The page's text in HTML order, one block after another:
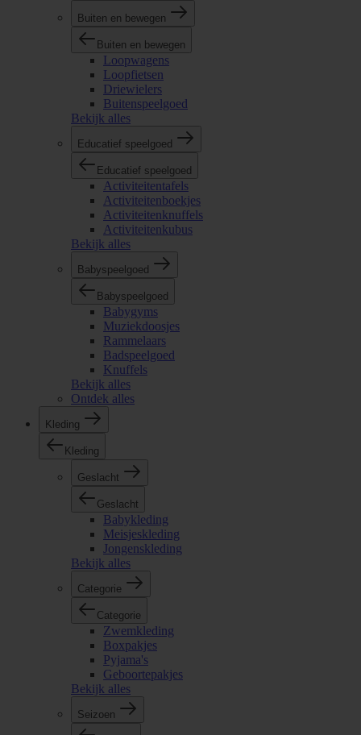
Buiten en bewegen
Buiten en bewegen
Loopwagens
Loopfietsen
Driewielers
Buitenspeelgoed
Bekijk alles
Educatief speelgoed
Educatief speelgoed
Activiteitentafels
Activiteitenboekjes
Activiteitenknuffels
Activiteitenkubus
Bekijk alles
Babyspeelgoed
Babyspeelgoed
Babygyms
Muziekdoosjes
Rammelaars
Badspeelgoed
Knuffels
Bekijk alles
Ontdek alles
Kleding
Kleding
Geslacht
Geslacht
Babykleding
Meisjeskleding
Jongenskleding
Bekijk alles
Categorie
Categorie
Zwemkleding
Boxpakjes
Pyjama's
Geboortepakjes
Bekijk alles
Seizoen